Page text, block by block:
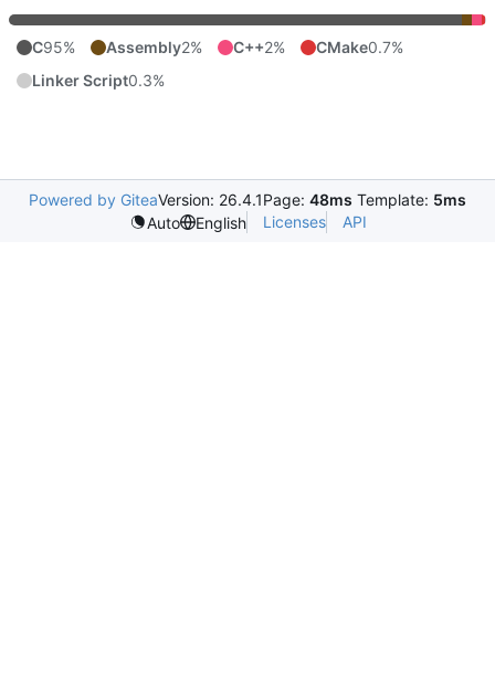
C95% Assembly2% C++2% CMake0.7%
Linker Script0.3%
Powered by GiteaVersion: 26.4.1Page: 48ms Template: 5ms
Auto
English Licenses API